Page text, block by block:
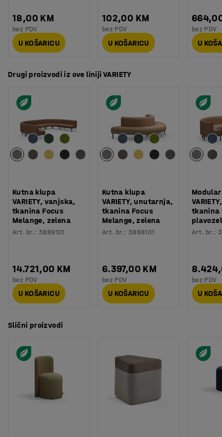
18,00 KM
bez PDV
U KOŠARICU
102,00 KM
bez PDV
U KOŠARICU
bez PDV
U
Drugi proizvodi iz ove liniji VARIETY
Kutna klupa
VARIETY, vanjska,
tkanina Focus
Melange, zelena
Art. br.:3889101
14.721,00 KM
bez PDV
U KOŠARICU
Kutna klupa
VARIETY, unutarnja,
tkanina Focus
Melange, zelena
Art. br.: 3888101
6.397,00 KM
bez PDV
U KOŠARICU
tkanina
Art. br.:
bez PDV
U
Slični proizvodi